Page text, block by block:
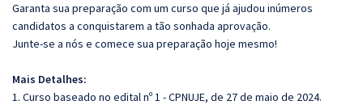
Garanta sua preparação com um curso que já ajudou inúmeros
candidatos a conquistarem a tão sonhada aprovação.
Junte-se a nós e comece sua preparação hoje mesmo!
Mais Detalhes:
1. Curso baseado no edital nº1 - CPNUJE, de 27de maio de 2024.